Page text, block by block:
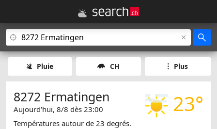
Pluie CH Plus
23°
8272 Ermatingen
Aujourd'hui, 8/8 dès 23:00
Températures autour de 23 degrés.